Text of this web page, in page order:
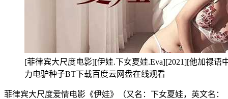
[菲律宾大尺度电影][伊娃.下女夏娃.Eva][2021][他加禄语
力电驴种子BT下载百度云网盘在线观看
菲律宾大尺度爱情电影《伊娃》（又名：下女夏娃，英文名：